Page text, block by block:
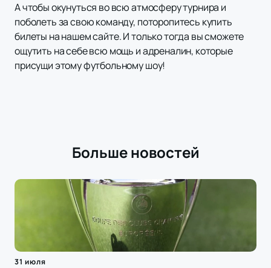
А чтобы окунуться во всю атмосферу турнира и
поболеть за свою команду, поторопитесь купить
билеты на нашем сайте. И только тогда вы сможете
ощутить на себе всю мощь и адреналин, которые
присущи этому футбольному шоу!
Больше новостей
31 июля